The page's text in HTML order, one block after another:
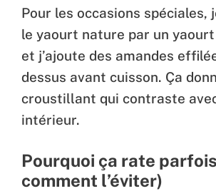
Pour les occasions spéciales,
le yaourt nature par un
et j’ajoute des amandes
dessus avant cuisson. Ça
croustillant qui contraste
intérieur.
Pourquoi ça rate
comment l’éviter)